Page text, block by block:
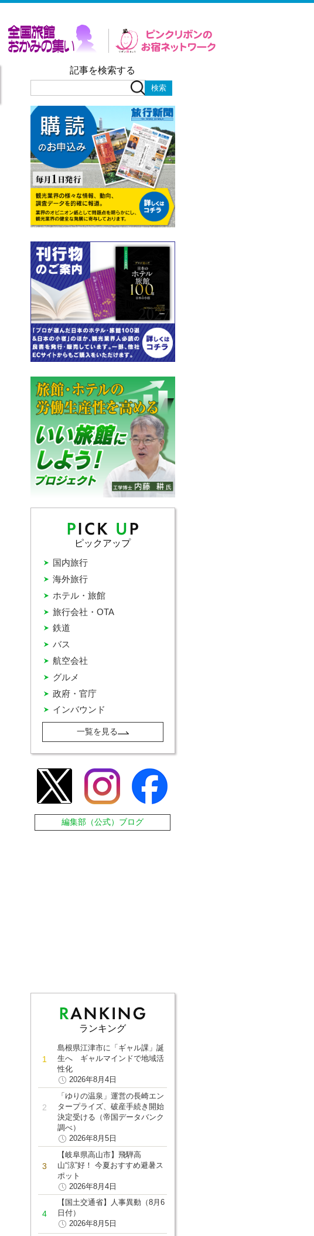
記事を検索する
ピックアップ
インバウンド
グルメ
バス
ホテル・旅館
国内旅行
政府・官庁
旅行会社・OTA
海外旅行
航空会社
鉄道
一覧を見る
編集部（公式）ブログ
ランキング
島根県江津市に「ギャル課」誕
生へ ギャルマインドで地域活
性化
2026年8月4日
「ゆりの温泉」運営の長崎エン
タープライズ、破産手続き開始
決定受ける（帝国データバンク
調べ）
2026年8月5日
【岐阜県高山市】飛騨高
山“涼”好！ 今夏おすすめ避暑ス
ポット
2026年8月4日
【国土交通省】人事異動（8月6
日付）
2026年8月5日